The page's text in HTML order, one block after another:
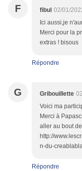
F fibul 02/01/
Ici aussi,je
Merci pour la
extras ! bisous
Répondre
G Gribouillette
Voici ma
Merci à
aller au bout
http://
n-du-
Répondre